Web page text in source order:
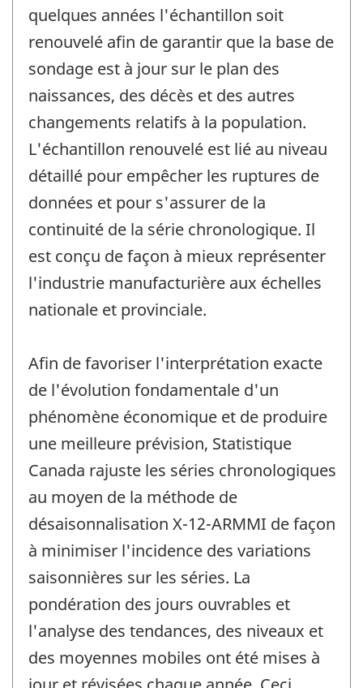
quelques années l'échantillon soit
renouvelé afin de garantir que la base de
sondage est à jour sur le plan des
naissances, des décès et des autres
changements relatifs à la population.
L'échantillon renouvelé est lié au niveau
détaillé pour empêcher les ruptures de
données et pour s'assurer de la
continuité de la série chronologique. Il
est conçu de façon à mieux représenter
l'industrie manufacturière aux échelles
nationale et provinciale.
Afin de favoriser l'interprétation exacte
de l'évolution fondamentale d'un
phénomène économique et de produire
une meilleure prévision, Statistique
Canada rajuste les séries chronologiques
au moyen de la méthode de
désaisonnalisation X-12-ARMMI de façon
à minimiser l'incidence des variations
saisonnières sur les séries. La
pondération des jours ouvrables et
l'analyse des tendances, des niveaux et
des moyennes mobiles ont été mises à